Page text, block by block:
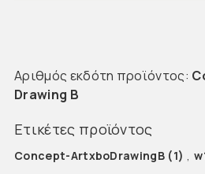
Αριθμός εκδότη προϊόντος:
Drawing B
Ετικέτες προϊόντος
Concept-ArtxboDrawingB (1) ,